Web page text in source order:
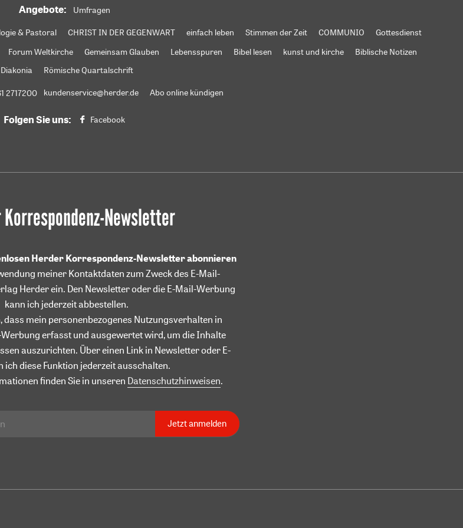
Angebote: Umfragen
& Pastoral CHRIST IN DER GEGENWART einfach leben Stimmen der Zeit COMMUNIO
Gottesdienst
Forum Weltkirche Gemeinsam Glauben Lebensspuren Bibel lesen kunst und kirche
Biblische Notizen
Diakonia
Römische Quartalschrift
2717200 kundenservice@herder.de Abo online kündigen
Folgen Sie uns: Facebook
Newsletter
Herder Korrespondenz-Newsletter abonnieren
meiner Kontaktdaten zum Zweck des E-Mail-
Herder ein. Den Newsletter oder die E-Mail-Werbung
kann ich jederzeit abbestellen.
dass mein personenbezogenes Nutzungsverhalten in
erfasst und ausgewertet wird, um die Inhalte
auszurichten. Über einen Link in Newsletter oder E-
ich diese Funktion jederzeit ausschalten.
finden Sie in unseren Datenschutzhinweisen.
Jetzt anmelden